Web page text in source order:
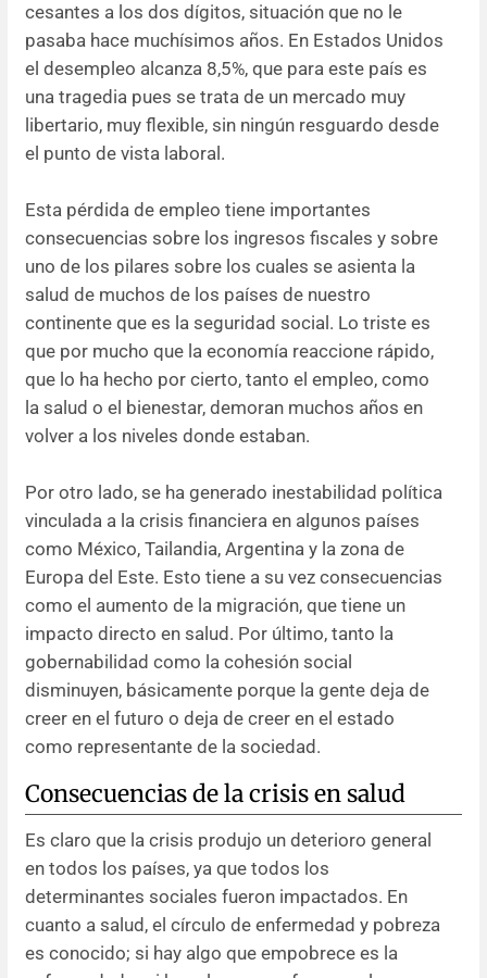
cesantes a los dos dígitos, situación que no le
pasaba hace muchísimos años. En Estados Unidos
el desempleo alcanza 8,5%, que para este país es
una tragedia pues se trata de un mercado muy
libertario, muy flexible, sin ningún resguardo desde
el punto de vista laboral.
Esta pérdida de empleo tiene importantes
consecuencias sobre los ingresos fiscales y sobre
uno de los pilares sobre los cuales se asienta la
salud de muchos de los países de nuestro
continente que es la seguridad social. Lo triste es
que por mucho que la economía reaccione rápido,
que lo ha hecho por cierto, tanto el empleo, como
la salud o el bienestar, demoran muchos años en
volver a los niveles donde estaban.
Por otro lado, se ha generado inestabilidad política
vinculada a la crisis financiera en algunos países
como México, Tailandia, Argentina y la zona de
Europa del Este. Esto tiene a su vez consecuencias
como el aumento de la migración, que tiene un
impacto directo en salud. Por último, tanto la
gobernabilidad como la cohesión social
disminuyen, básicamente porque la gente deja de
creer en el futuro o deja de creer en el estado
como representante de la sociedad.
Consecuencias de la crisis en salud
Es claro que la crisis produjo un deterioro general
en todos los países, ya que todos los
determinantes sociales fueron impactados. En
cuanto a salud, el círculo de enfermedad y pobreza
es conocido; si hay algo que empobrece es la